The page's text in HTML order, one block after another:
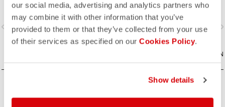
our social media, advertising and analytics partners who
may combine it with other information that you’ve
provided to them or that they’ve collected from your use
of their services as specified on our Cookies Policy.
Show details
navigate_nextnavigate_before
VERGLEICHEN